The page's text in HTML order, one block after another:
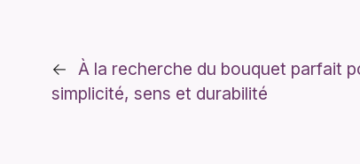
←
À la recherche du bouquet parfait
simplicité, sens et durabilité